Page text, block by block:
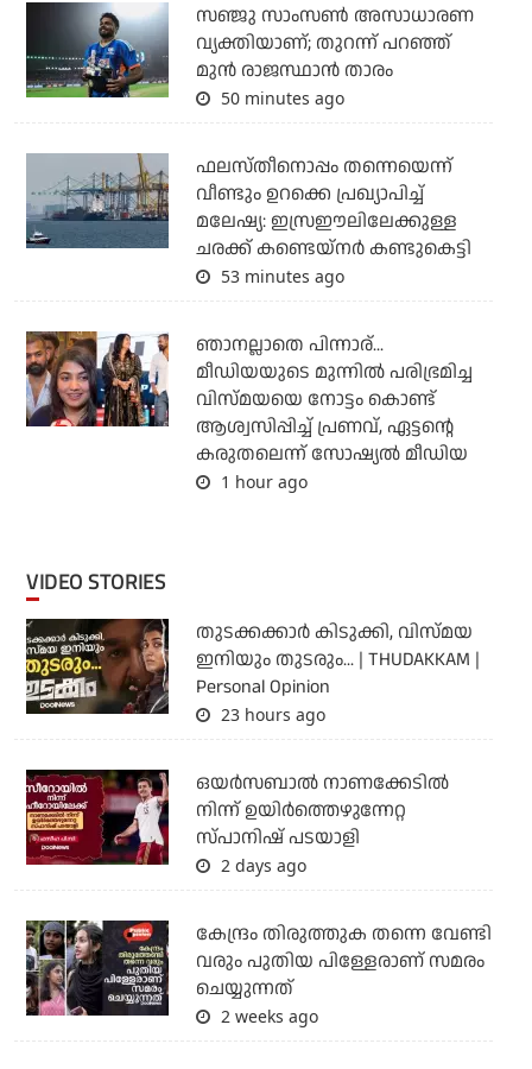
സഞ്ജു സാംസണ്‍ അസാധാരണ
വ്യക്തിയാണ്; തുറന്ന് പറഞ്ഞ്
മുന്‍ രാജസ്ഥാന്‍ താരം
50 minutes ago
ഫലസ്തീനൊപ്പം തന്നെയെന്ന്
വീണ്ടും ഉറക്കെ പ്രഖ്യാപിച്ച്
മലേഷ്യ: ഇസ്രഈലിലേക്കുള്ള
ചരക്ക് കണ്ടെയ്‌നര്‍ കണ്ടുകെട്ടി
53 minutes ago
ഞാനല്ലാതെ പിന്നാര്...
മീഡിയയുടെ മുന്നില്‍ പരിഭ്രമിച്ച
വിസ്മയയെ നോട്ടം കൊണ്ട്
ആശ്വസിപ്പിച്ച് പ്രണവ്, ഏട്ടന്റെ
കരുതലെന്ന് സോഷ്യല്‍ മീഡിയ
1 hour ago
VIDEO STORIES
തുടക്കക്കാര്‍ കിടുക്കി, വിസ്മയ
ഇനിയും തുടരും... | THUDAKKAM |
Personal Opinion
23 hours ago
ഒയര്‍സബാൽ നാണക്കേടിൽ
നിന്ന് ഉയിർത്തെഴുന്നേറ്റ
സ്പാനിഷ് പടയാളി
2 days ago
കേന്ദ്രം തിരുത്തുക തന്നെ വേണ്ടി
വരും പുതിയ പിള്ളേരാണ് സമരം
ചെയ്യുന്നത്
2 weeks ago